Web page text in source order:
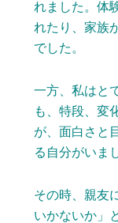
れました。体
れたり、家族
でした。
一方、私はと
も、特段、変
が、面白さと
る自分がいま
その時、親友
いかないか」